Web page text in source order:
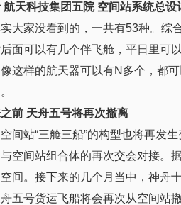
天科技集团五院 空间站系统总设
大家没看到的，一共有53种。综
面可以有几个伴飞舱，平日里可
这样的航天器可以有N多个，都
前 天舟五号将再次撤离
间站“三舱三船”的构型也将再发
空间站组合体的再次交会对接。
间。接下来的几个月当中，神舟
五号货运飞船将会再次从空间站